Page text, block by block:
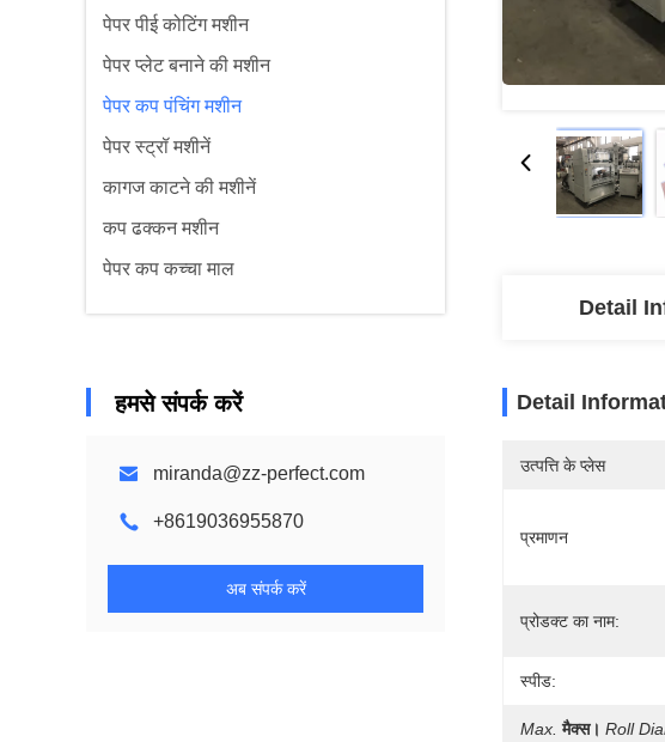
पेपर पीई कोटिंग मशीन
पेपर प्लेट बनाने की मशीन
पेपर कप पंचिंग मशीन
पेपर स्ट्रॉ मशीनें
कागज काटने की मशीनें
कप ढक्कन मशीन
पेपर कप कच्चा माल
हमसे संपर्क करें
miranda@zz-perfect.com
+8619036955870
अब संपर्क करें
Detail
Detail
उत्पत्ति के प्लेस
प्रमाणन
प्रोडक्ट का नाम:
स्पीड:
Max. मैक्स। Roll